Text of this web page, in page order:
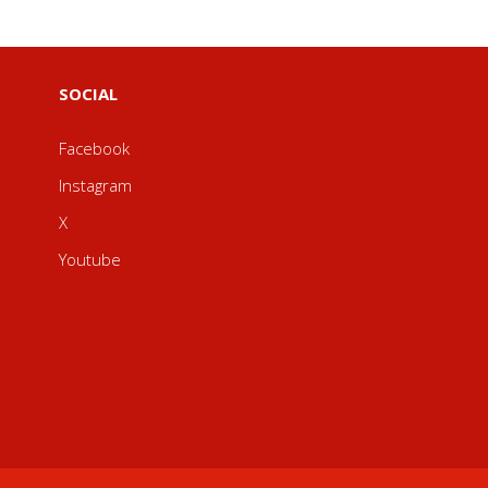
SOCIAL
Facebook
Instagram
X
Youtube